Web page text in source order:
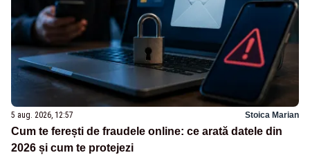
5 aug. 2026, 12:57 Stoica Marian
Cum te ferești de fraudele online: ce arată datele din
2026 și cum te protejezi